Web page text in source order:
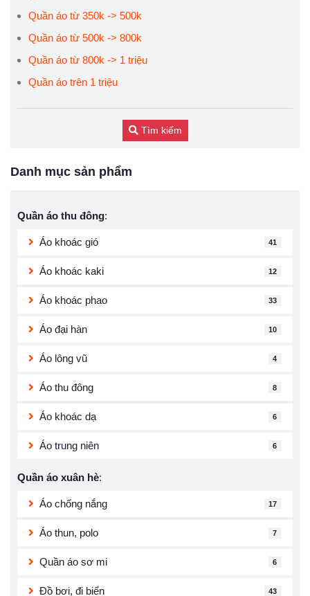
Quần áo từ 350k -> 500k
Quần áo từ 500k -> 800k
Quần áo từ 800k -> 1 triệu
Quần áo trên 1 triệu
Tìm kiếm
Danh mục sản phẩm
Quần áo thu đông:
Áo khoác gió 41
Áo khoác kaki 12
Áo khoác phao 33
Áo đại hàn 10
Áo lông vũ 4
Áo thu đông 8
Áo khoác dạ 6
Áo trung niên 6
Quần áo xuân hè:
Áo chống nắng 17
Áo thun, polo 7
Quần áo sơ mi 6
Đồ bơi, đi biển 43